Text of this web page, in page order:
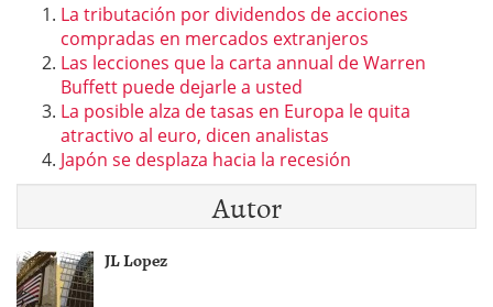
La tributación por dividendos de acciones
compradas en mercados extranjeros
Las lecciones que la carta annual de Warren
Buffett puede dejarle a usted
La posible alza de tasas en Europa le quita
atractivo al euro, dicen analistas
Japón se desplaza hacia la recesión
Autor
JL Lopez